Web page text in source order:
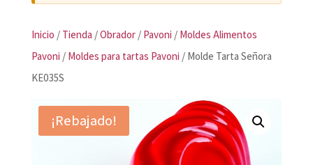
Inicio / Tienda /Obrador/ Pavoni / Moldes Alimentos
Pavoni / Moldes para tartas Pavoni / Molde Tarta Señora
KE035S
¡Rebajado!